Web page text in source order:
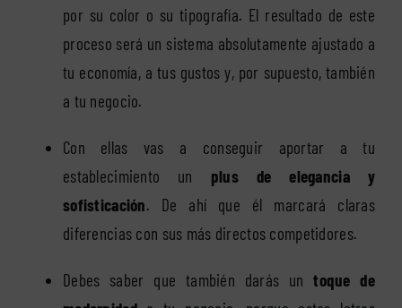
por su color o su tipografía. El resultado de este
proceso será un sistema absolutamente ajustado a
tu economía, a tus gustos y, por supuesto, también
a tu negocio.
Con ellas vas a conseguir aportar a tu
establecimiento un plus de elegancia y
sofisticación. De ahí que él marcará claras
diferencias con sus más directos competidores.
Debes saber que también darás untoque de